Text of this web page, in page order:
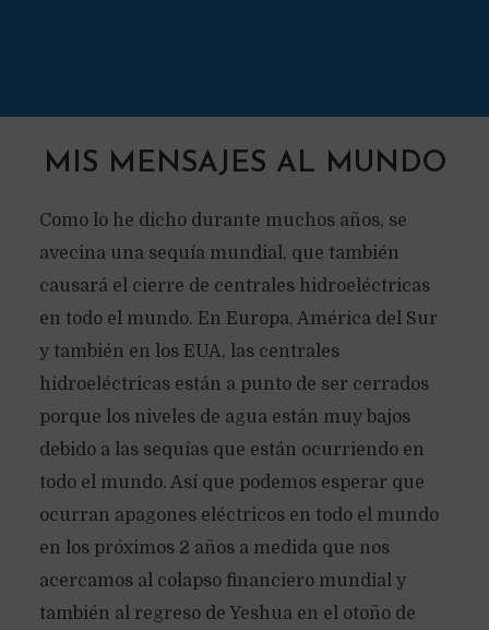
MIS MENSAJES AL MUNDO
Como lo he dicho durante muchos años, se
avecina una sequía mundial, que también
causará el cierre de centrales hidroeléctricas
en todo el mundo. En Europa, América del Sur
y también en los EUA, las centrales
hidroeléctricas están a punto de ser cerrados
porque los niveles de agua están muy bajos
debido a las sequías que están ocurriendo en
todo el mundo. Así que podemos esperar que
ocurran apagones eléctricos en todo el mundo
en los próximos 2 años a medida que nos
acercamos al colapso financiero mundial y
también al regreso de Yeshua en el otoño de